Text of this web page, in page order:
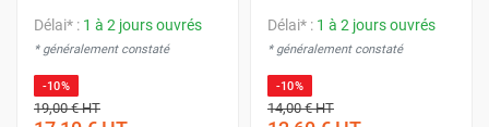
Délai* : 1 à 2 jours ouvrés
* généralement constaté
-10%
19,00 €HT
Délai* : 1 à 2 jours ouvrés
* généralement constaté
-10%
14,00 €HT